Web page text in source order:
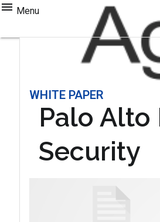
Menu
WHITE PAPER
Palo Alto
Security